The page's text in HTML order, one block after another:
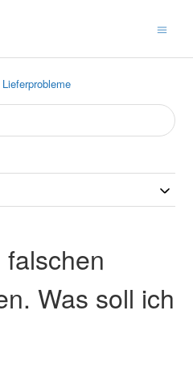
Lieferprobleme
Was soll ich